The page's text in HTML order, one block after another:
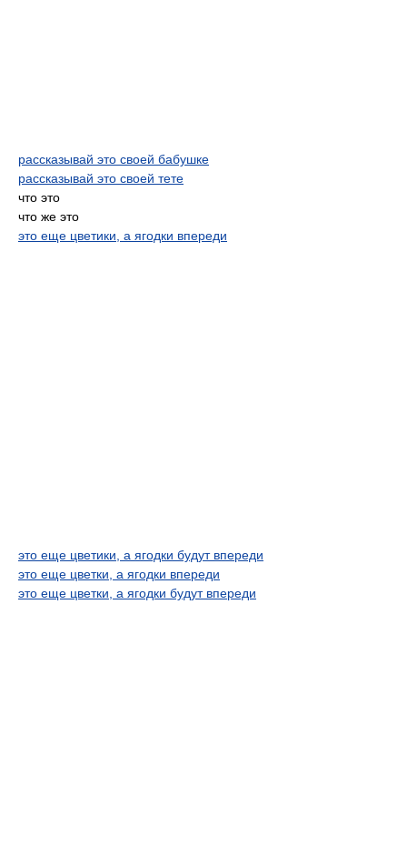
рассказывай это своей бабушке
рассказывай это своей тете
что это
что же это
это еще цветики, а ягодки впереди
это еще цветики, а ягодки будут впереди
это еще цветки, а ягодки впереди
это еще цветки, а ягодки будут впереди